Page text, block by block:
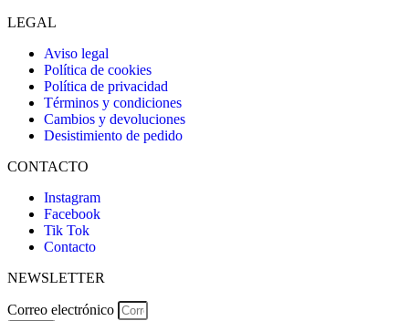
LEGAL
Aviso legal
Política de cookies
Política de privacidad
Términos y condiciones
Cambios y devoluciones
Desistimiento de pedido
CONTACTO
Instagram
Facebook
Tik Tok
Contacto
NEWSLETTER
Correo electrónico